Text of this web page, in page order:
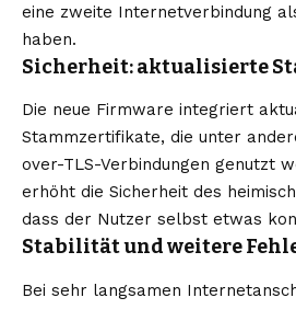
eine zweite Internetverbindung
haben.
Sicherheit: aktualisierte
Die neue Firmware integriert
Stammzertifikate, die unter
over-TLS-Verbindungen genutzt
erhöht die Sicherheit des
dass der Nutzer selbst etwas
Stabilität und weitere
Bei sehr langsamen